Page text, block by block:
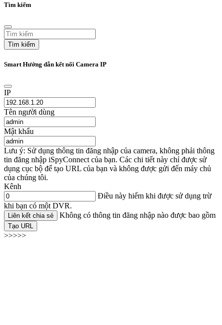
Tìm kiếm
Tìm kiếm
Smart Hướng dẫn kết nối Camera IP
IP
Tên người dùng
Mật khẩu
Lưu ý: Sử dụng thông tin đăng nhập của camera, không phải thông
tin đăng nhập iSpyConnect của bạn. Các chi tiết này chỉ được sử
dụng cục bộ để tạo URL của bạn và không được gửi đến máy chủ
của chúng tôi.
Kênh
Điều này hiếm khi được sử dụng trừ
khi bạn có một DVR.
Liên kết chia sẻ Không có thông tin đăng nhập nào được bao gồm
Tạo URL
>>>>>